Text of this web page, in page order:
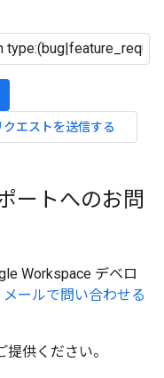
エストを送信する
ートへのお問
Workspace デベロ
メールで問い合わせる
供ください。